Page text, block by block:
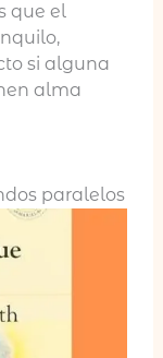
que el
si alguna
alma
paralelos